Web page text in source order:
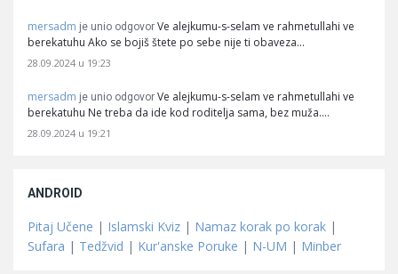
mersadm je unio odgovor Ve alejkumu-s-selam ve rahmetullahi ve
berekatuhu Ako se bojiš štete po sebe nije ti obaveza…
28.09.2024 u 19:23
mersadm je unio odgovor Ve alejkumu-s-selam ve rahmetullahi ve
berekatuhu Ne treba da ide kod roditelja sama, bez muža.…
28.09.2024 u 19:21
ANDROID
Pitaj Učene | Islamski Kviz | Namaz korak po korak |
Sufara | Tedžvid | Kur'anske Poruke | N-UM | Minber